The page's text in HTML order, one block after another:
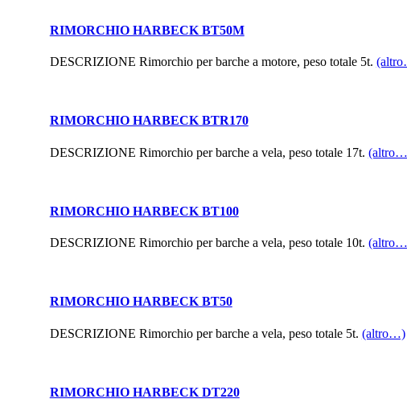
RIMORCHIO HARBECK BT50M
DESCRIZIONE Rimorchio per barche a motore, peso totale 5t.
RIMORCHIO HARBECK BTR170
DESCRIZIONE Rimorchio per barche a vela, peso totale 17t.
RIMORCHIO HARBECK BT100
DESCRIZIONE Rimorchio per barche a vela, peso totale 10t.
RIMORCHIO HARBECK BT50
DESCRIZIONE Rimorchio per barche a vela, peso totale 5t. (altro…)
RIMORCHIO HARBECK DT220